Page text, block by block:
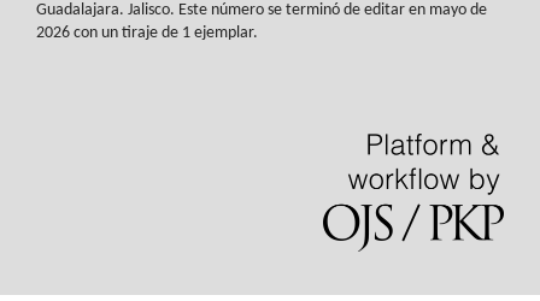
Guadalajara. Jalisco. Este número se terminó de editar en mayo de
2026 con un tiraje de 1 ejemplar.